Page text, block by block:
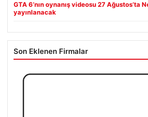
GTA 6’nın oynanış videosu 27 Ağustos’ta
yayınlanacak
Son Eklenen Firmalar